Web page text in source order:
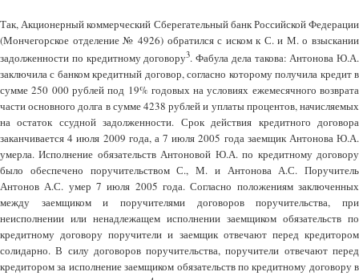
Так, Акционерный коммерческий Сберегательный банк Российской Федерации
(Мончегорское отделение № 4926) обратился с иском к С. и М. о взыскании
задолженности по кредитному договору3. Фабула дела такова: Антонова Ю.А.
заключила с банком кредитный договор, согласно которому получила кредит в
сумме 250 000 рублей под 19% годовых на условиях ежемесячного возврата
части основного долга в сумме 4238 рублей и уплаты процентов, начисляемых
на остаток ссудной задолженности. Срок действия кредитного договора
заканчивается 4 июля 2009 года, а 7 июля 2005 года заемщик Антонова Ю.А.
умерла. Исполнение обязательств Антоновой Ю.А. по кредитному договору
было обеспечено поручительством С., М. и Антонова А.С. Поручитель
Антонов А.С. умер 7 июля 2005 года. Согласно положениям заключенных
между заемщиком и поручителями договоров поручительства, при
неисполнении или ненадлежащем исполнении заемщиком обязательств по
кредитному договору поручители и заемщик отвечают перед кредитором
солидарно. В силу договоров поручительства, поручители отвечают перед
кредитором за исполнение заемщиком обязательств по кредитному договору в